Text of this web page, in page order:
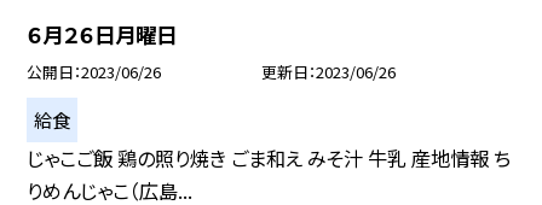
６月２６日月曜日
公開日 2023/06/26 更新日 2023/06/26
給食
じゃこご飯 鶏の照り焼き ごま和え みそ汁 牛乳 産地情報 ち
りめんじゃこ（広島...